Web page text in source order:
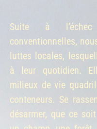
Suite à
conventionnelles,
luttes locales,
à leur quotidien.
milieux de vie
conteneurs. Se
désarmer, que ce